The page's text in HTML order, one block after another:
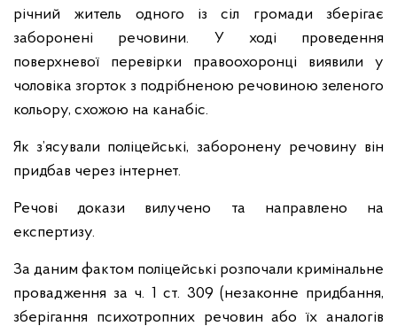
річний житель одного із сіл громади зберігає
заборонені речовини. У ході проведення
поверхневої перевірки правоохоронці виявили у
чоловіка згорток з подрібненою речовиною зеленого
кольору, схожою на канабіс.
Як з’ясували поліцейські, заборонену речовину він
придбав через інтернет.
Речові докази вилучено та направлено на
експертизу.
За даним фактом поліцейські розпочали кримінальне
провадження за ч. 1 ст. 309 (незаконне придбання,
зберігання психотропних речовин або їх аналогів